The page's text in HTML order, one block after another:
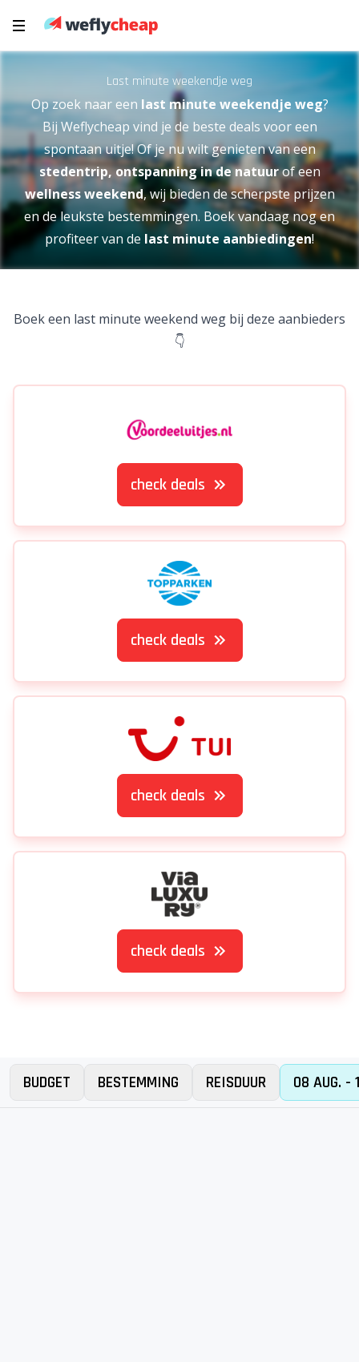
Last minute weekendje weg
Op zoek naar een last minute weekendje weg?
Bij Weflycheap vind je de beste deals voor een
spontaan uitje! Of je nu wilt genieten van een
stedentrip, ontspanning in de natuurof een
wellness weekend, wij bieden de scherpste prijzen
en de leukste bestemmingen. Boek vandaag nog en
profiteer van de last minute aanbiedingen!
Boek een last minute weekend weg bij deze aanbieders
👇
check deals
check deals
check deals
check deals
BUDGET BESTEMMING REISDUUR 08 AUG. -